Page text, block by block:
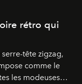
rétro qui
tête zigzag,
comme le
les modeuses